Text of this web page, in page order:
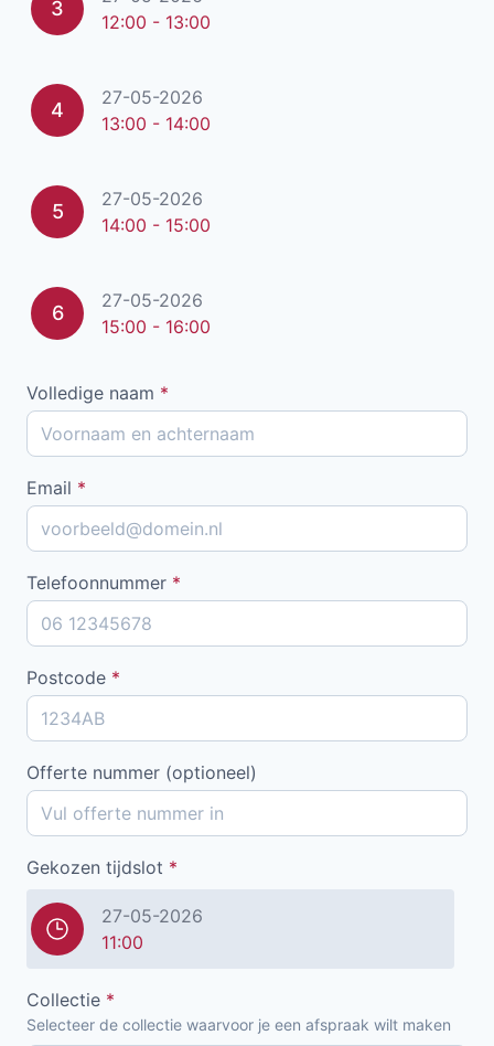
3
12:00 - 13:00
4
27-05-2026
13:00 - 14:00
5
27-05-2026
14:00 - 15:00
6
27-05-2026
15:00 - 16:00
Volledige naam *
Email *
Telefoonnummer *
Postcode *
Offerte nummer (optioneel)
Gekozen tijdslot *
27-05-2026
11:00
Collectie *
Selecteer de collectie waarvoor je een afspraak wilt maken